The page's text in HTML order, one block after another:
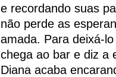
e recordando suas
não perde as
amada. Para deixá-
chega ao bar e diz a
Diana acaba